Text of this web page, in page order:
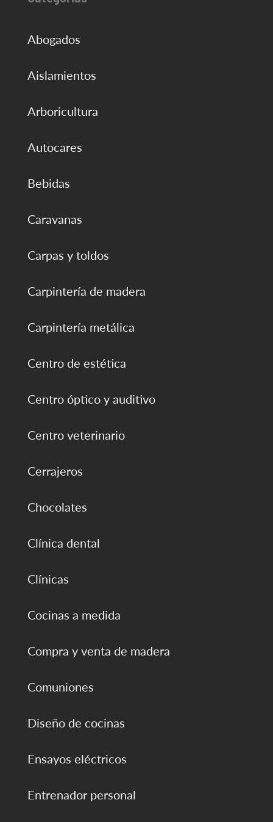
Abogados
Aislamientos
Arboricultura
Autocares
Bebidas
Caravanas
Carpas y toldos
Carpintería de madera
Carpintería metálica
Centro de estética
Centro óptico y auditivo
Centro veterinario
Cerrajeros
Chocolates
Clínica dental
Clínicas
Cocinas a medida
Compra y venta de madera
Comuniones
Diseño de cocinas
Ensayos eléctricos
Entrenador personal